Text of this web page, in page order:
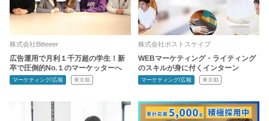
株式会社Bitteeer
広告運用で月利１千万超の学生！新
卒で圧倒的No.１のマーケッターへ
マーケティング/広報 東京都
株式会社ポストスケイプ
WEBマーケティング・ライティング
のスキルが身に付くインターン
マーケティング/広報 東京都